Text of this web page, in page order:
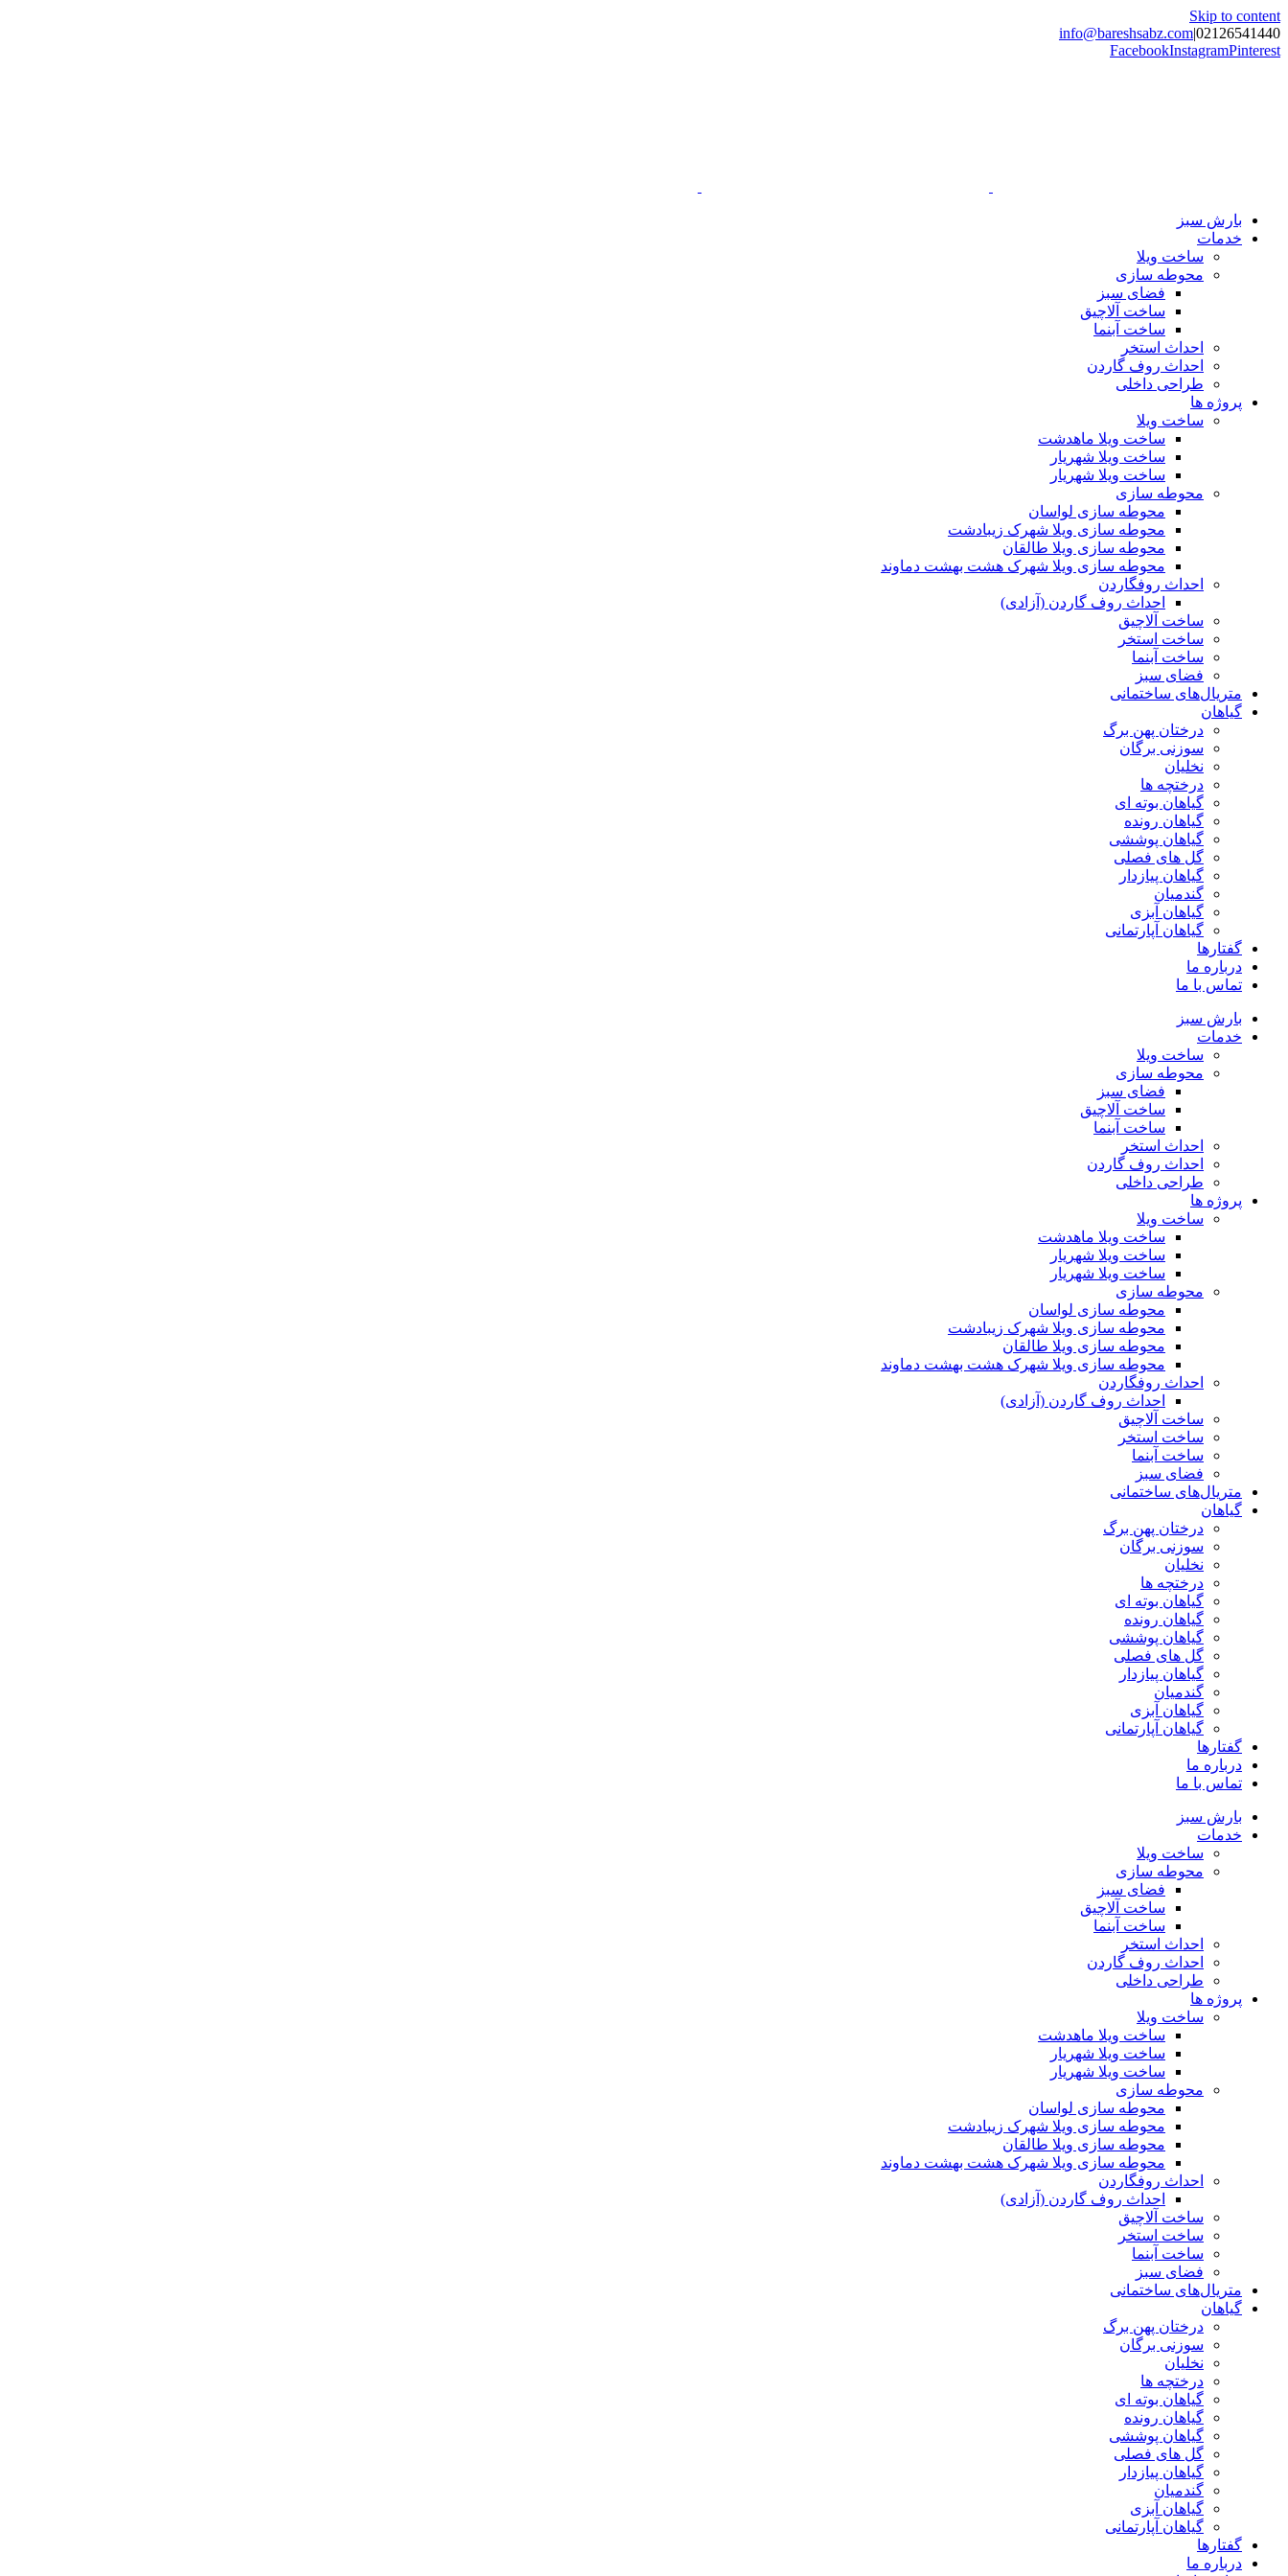
Skip to content
02126541440
|
info@bareshsabz.com
FacebookInstagramPinterest
بارش سبز
خدمات
ساخت ویلا
محوطه سازی
فضای سبز
ساخت آلاچیق
ساخت آبنما
احداث استخر
احداث روف گاردن
طراحی داخلی
پروژه ها
ساخت ویلا
ساخت ویلا ماهدشت
ساخت ویلا شهریار
ساخت ویلا شهریار
محوطه سازی
محوطه سازی لواسان
محوطه سازی ویلا شهرک زیبادشت
محوطه سازی ویلا طالقان
محوطه سازی ویلا شهرک هشت بهشت دماوند
احداث روفگاردن
احداث روف گاردن (آزادی)
ساخت آلاچیق
ساخت استخر
ساخت آبنما
فضای سبز
متریال‌های ساختمانی
گیاهان
درختان پهن برگ
سوزنی برگان
نخلیان
درختچه ها
گیاهان بوته ای
گیاهان رونده
گیاهان پوششی
گل های فصلی
گیاهان پیازدار
گندمیان
گیاهان آبزی
گیاهان آپارتمانی
گفتارها
درباره ما
تماس با ما
بارش سبز
خدمات
ساخت ویلا
محوطه سازی
فضای سبز
ساخت آلاچیق
ساخت آبنما
احداث استخر
احداث روف گاردن
طراحی داخلی
پروژه ها
ساخت ویلا
ساخت ویلا ماهدشت
ساخت ویلا شهریار
ساخت ویلا شهریار
محوطه سازی
محوطه سازی لواسان
محوطه سازی ویلا شهرک زیبادشت
محوطه سازی ویلا طالقان
محوطه سازی ویلا شهرک هشت بهشت دماوند
احداث روفگاردن
احداث روف گاردن (آزادی)
ساخت آلاچیق
ساخت استخر
ساخت آبنما
فضای سبز
متریال‌های ساختمانی
گیاهان
درختان پهن برگ
سوزنی برگان
نخلیان
درختچه ها
گیاهان بوته ای
گیاهان رونده
گیاهان پوششی
گل های فصلی
گیاهان پیازدار
گندمیان
گیاهان آبزی
گیاهان آپارتمانی
گفتارها
درباره ما
تماس با ما
بارش سبز
خدمات
ساخت ویلا
محوطه سازی
فضای سبز
ساخت آلاچیق
ساخت آبنما
احداث استخر
احداث روف گاردن
طراحی داخلی
پروژه ها
ساخت ویلا
ساخت ویلا ماهدشت
ساخت ویلا شهریار
ساخت ویلا شهریار
محوطه سازی
محوطه سازی لواسان
محوطه سازی ویلا شهرک زیبادشت
محوطه سازی ویلا طالقان
محوطه سازی ویلا شهرک هشت بهشت دماوند
احداث روفگاردن
احداث روف گاردن (آزادی)
ساخت آلاچیق
ساخت استخر
ساخت آبنما
فضای سبز
متریال‌های ساختمانی
گیاهان
درختان پهن برگ
سوزنی برگان
نخلیان
درختچه ها
گیاهان بوته ای
گیاهان رونده
گیاهان پوششی
گل های فصلی
گیاهان پیازدار
گندمیان
گیاهان آبزی
گیاهان آپارتمانی
گفتارها
درباره ما